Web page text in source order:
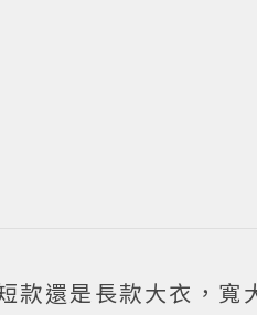
款還是長款大衣，寬